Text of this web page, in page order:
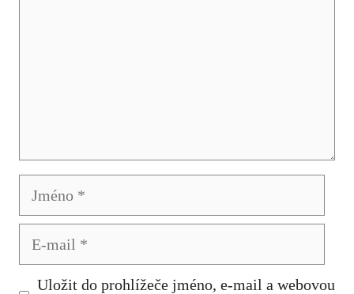
Jméno
Uložit do prohlížeče jméno, e-mail a webovou